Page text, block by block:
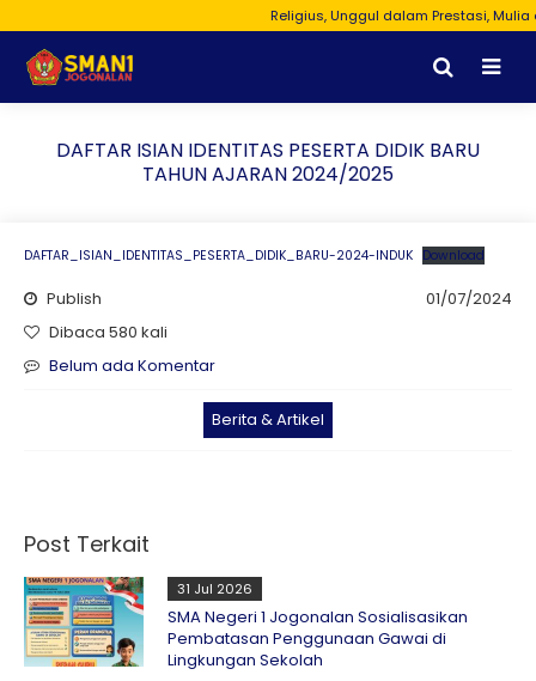
Religius, Unggul dalam Prestasi, Mulia
DAFTAR ISIAN IDENTITAS PESERTA DIDIK BARU
TAHUN AJARAN 2024/2025
DAFTAR_ISIAN_IDENTITAS_PESERTA_DIDIK_BARU-2024-INDUK Download
Publish
01/07/2024
Dibaca 580 kali
Belum ada Komentar
Berita & Artikel
Post Terkait
31 Jul 2026
SMA Negeri 1 Jogonalan Sosialisasikan
Pembatasan Penggunaan Gawai di
Lingkungan Sekolah